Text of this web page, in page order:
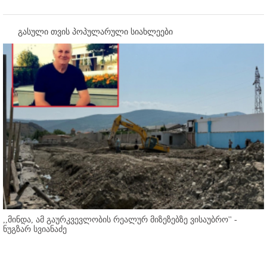
გასული თვის პოპულარული სიახლეები
,,მინდა, ამ გაურკვევლობის რეალურ მიზეზებზე ვისაუბრო'' -
ნუგზარ სვიანაძე